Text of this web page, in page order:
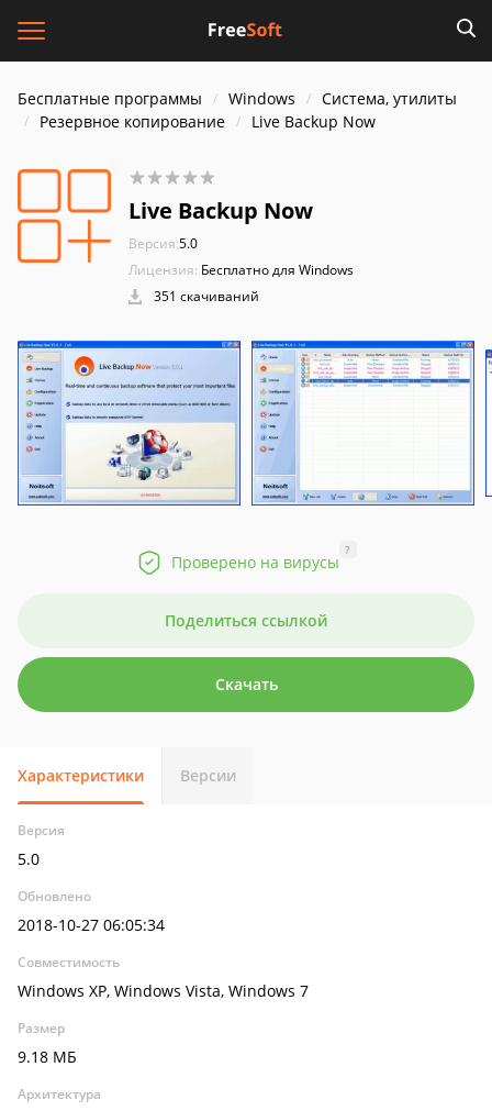
Бесплатные программы Windows
Система, утилиты
Резервное копирование
Live Backup Now
Live Backup Now
Версия:5.0
Лицензия: Бесплатно для Windows
351 скачиваний
Проверено на вирусы
?
Поделиться ссылкой
Скачать
Характеристики Версии
Версия
5.0
Обновлено
2018-10-27 06:05:34
Совместимость
Windows XP, Windows Vista, Windows 7
Размер
9.18 МБ
Архитектура